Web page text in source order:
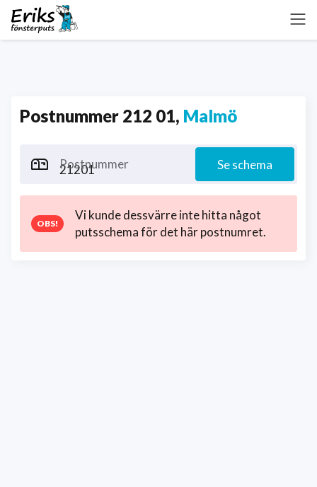
Postnummer 212 01, Malmö
Postnummer Se schema
Vi kunde dessvärre inte hitta något
putsschema för det här postnumret.